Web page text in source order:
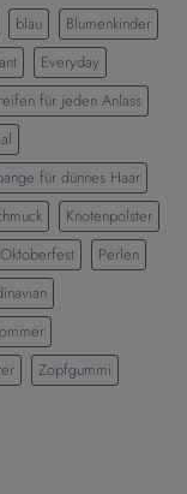
blau
Blumenkinder
Everyday
für jeden Anlass
für dünnes Haar
Knotenpolster
Oktoberfest
Perlen
Zopfgummi